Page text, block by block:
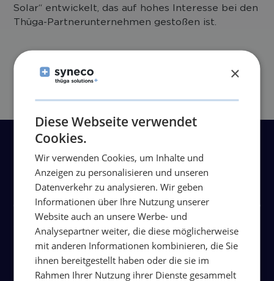
Solar“ entwickelt, das auf hohes Interesse bei den
Thüga-Partnerunternehmen gestoßen ist.
Weitere Beiträge
Wir machen Stadtwerke stark –
thüga solutions auf der E-world
2026 in Essen
×
Diese Webseite verwendet
Cookies.
Wir verwenden Cookies, um Inhalte und
Anzeigen zu personalisieren und unseren
Datenverkehr zu analysieren. Wir geben
Informationen über Ihre Nutzung unserer
Website auch an unsere Werbe- und
Analysepartner weiter, die diese möglicherweise
mit anderen Informationen kombinieren, die Sie
ihnen bereitgestellt haben oder die sie im
Rahmen Ihrer Nutzung ihrer Dienste gesammelt